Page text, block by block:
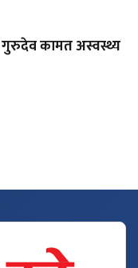
गुरुदेव कामत अस्वस्थ्य